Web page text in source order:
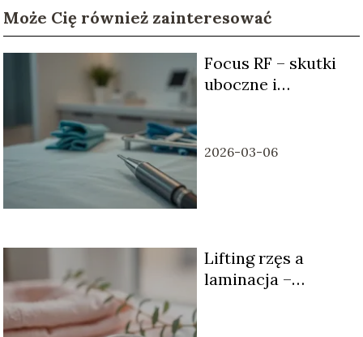
Może Cię również zainteresować
Focus RF – skutki
uboczne i
2026-03-06
Lifting rzęs a
laminacja –